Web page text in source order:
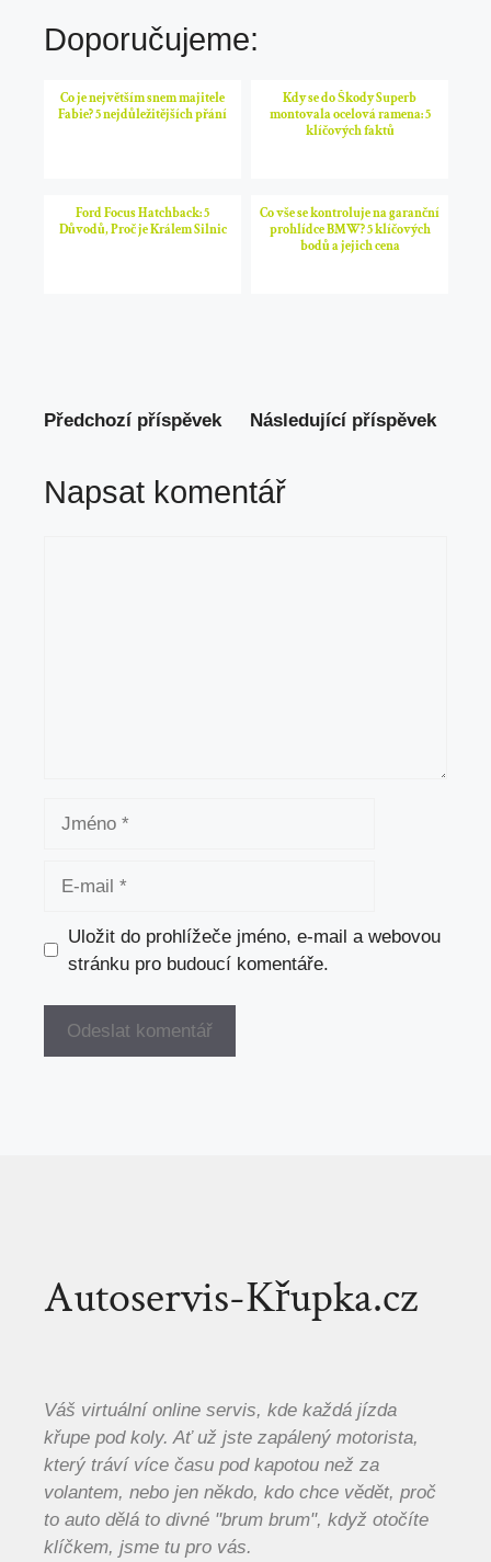
Doporučujeme:
Co je největším snem majitele
Fabie? 5 nejdůležitějších přání
Kdy se do Škody Superb
montovala ocelová ramena: 5
klíčových faktů
Ford Focus Hatchback: 5
Důvodů, Proč je Králem Silnic
Co vše se kontroluje na garanční
prohlídce BMW? 5 klíčových
bodů a jejich cena
Předchozí příspěvek Následující příspěvek
Napsat komentář
Jméno
Uložit do prohlížeče jméno, e-mail a webovou
stránku pro budoucí komentáře.
Autoservis-Křupka.cz
Váš virtuální online servis, kde každá jízda
křupe pod koly. Ať už jste zapálený motorista,
který tráví více času pod kapotou než za
volantem, nebo jen někdo, kdo chce vědět, proč
to auto dělá to divné "brum brum", když otočíte
klíčkem, jsme tu pro vás.